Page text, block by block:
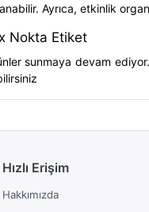
Ayrıca, etkinlik
Nokta Etiket
sunmaya devam
Hızlı Erişim
Hakkımızda